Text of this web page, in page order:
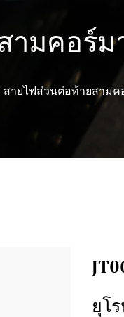
ามคอร์ม
สายไฟส่วนต่อท้ายสาม
ยุโ